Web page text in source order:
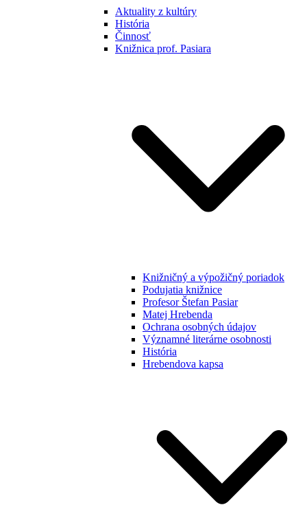
Aktuality z kultúry
História
Činnosť
Knižnica prof. Pasiara
Knižničný a výpožičný poriadok
Podujatia knižnice
Profesor Štefan Pasiar
Matej Hrebenda
Ochrana osobných údajov
Významné literárne osobnosti
História
Hrebendova kapsa